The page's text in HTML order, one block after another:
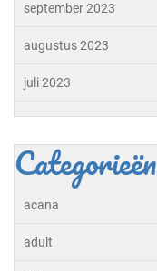
september 2023
augustus 2023
juli 2023
Categorieën
acana
adult